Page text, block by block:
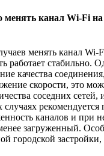
менять канал Wi-Fi
менять канал Wi-
работает стабильно.
качества
скорости, это
соседних
рекомендуется
каналов и при
загруженный.
городской